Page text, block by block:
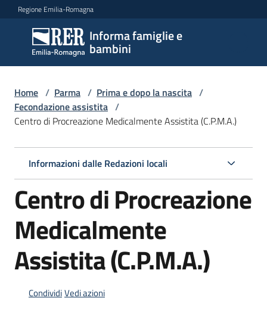
Vai al contenuto
Vai alla navigazione
Vai al footer
Regione Emilia-Romagna
Informa famiglie e
bambini
Informa
famiglie
e
bambini
Centri
per
famiglie
Home / Parma / Prima e dopo la nascita /
Fecondazione assistita /
Centro di Procreazione Medicalmente Assistita (C.P.M.A.)
Informazioni dalle Redazioni locali
Centro di Procreazione
Medicalmente
Assistita (C.P.M.A.)
CondividiVedi azioni